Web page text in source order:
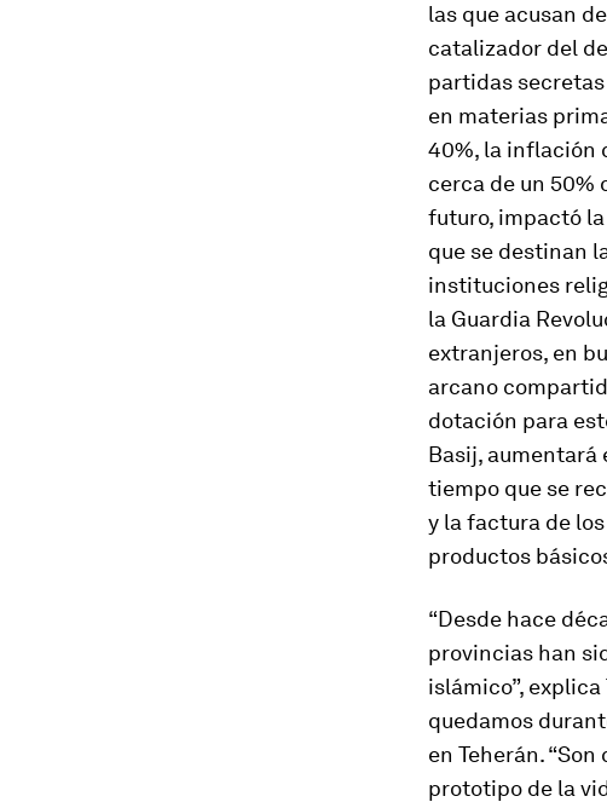
las que acusan
catalizador del
partidas
en materias
40%, la inflación
cerca de un
futuro, impactó
que se destinan
instituciones
la Guardia
extranjeros, en
arcano
dotación para
Basij, aumentará
tiempo que se
y la factura de
productos
“Desde hace
provincias han
islámico”,
quedamos
en Teherán.
prototipo de la